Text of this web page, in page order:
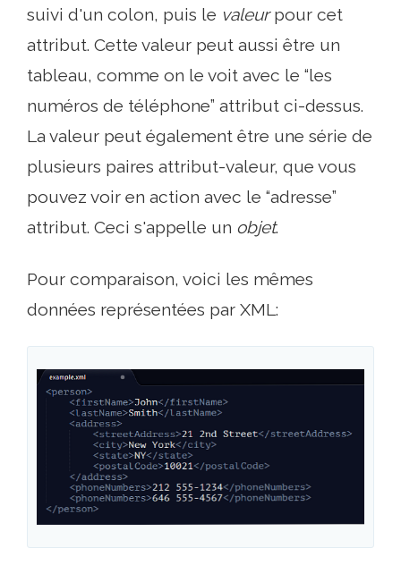
suivi d'un colon, puis le valeurpour cet
attribut. Cette valeur peut aussi être un
tableau, comme on le voit avec le “les
numéros de téléphone” attribut ci-dessus.
La valeur peut également être une série de
plusieurs paires attribut-valeur, que vous
pouvez voir en action avec le “adresse”
attribut. Ceci s'appelle un objet.
Pour comparaison, voici les mêmes
données représentées par XML: